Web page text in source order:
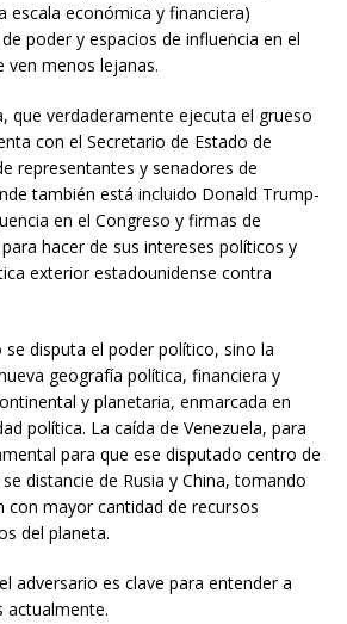
escala económica y financiera)
poder y espacios de influencia en el
ven menos lejanas.
que verdaderamente ejecuta el grueso
con el Secretario de Estado de
representantes y senadores de
también está incluido Donald Trump-
en el Congreso y firmas de
hacer de sus intereses políticos y
exterior estadounidense contra
se disputa el poder político, sino la
geografía política, financiera y
y planetaria, enmarcada en
política. La caída de Venezuela, para
para que ese disputado centro de
distancie de Rusia y China, tomando
con mayor cantidad de recursos
del planeta.
adversario es clave para entender a
actualmente.